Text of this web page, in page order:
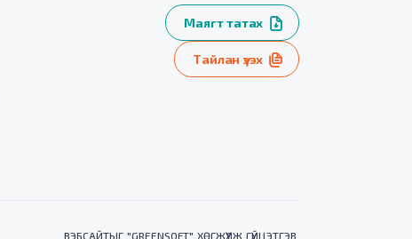
Маягт татах
Тайлан үзэх
ВЭБСАЙТЫГ "GREENSOFT" ХӨГЖҮҮЛЖ ГҮЙЦЭТГЭВ.